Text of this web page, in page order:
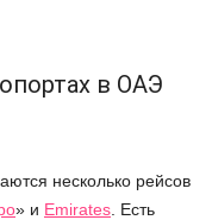
в ОАЭ
несколько рейсов
» и Emirates . Есть